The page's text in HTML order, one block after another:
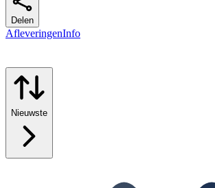
Delen
AfleveringenInfo
Nieuwste